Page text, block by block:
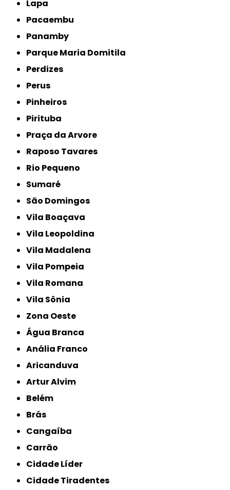
Lapa
Pacaembu
Panamby
Parque Maria Domitila
Perdizes
Perus
Pinheiros
Pirituba
Praça da Arvore
Raposo Tavares
Rio Pequeno
Sumaré
São Domingos
Vila Boaçava
Vila Leopoldina
Vila Madalena
Vila Pompeia
Vila Romana
Vila Sônia
Zona Oeste
Água Branca
Anália Franco
Aricanduva
Artur Alvim
Belém
Brás
Cangaíba
Carrão
Cidade Líder
Cidade Tiradentes